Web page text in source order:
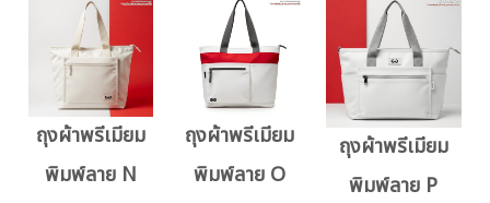
ถุงผ้าพรีเมียม
พิมพ์ลาย N
ถุงผ้าพรีเมียม
พิมพ์ลาย O
ถุงผ้าพรีเมียม
พิมพ์ลาย P